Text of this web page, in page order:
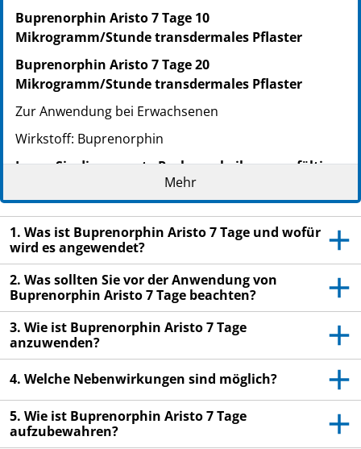
PPN: 111234969908
Buprenorphin Aristo 7 Tage 10
Mikrogramm/Stunde transdermales Pflaster
Buprenorphin Aristo 7 Tage 20
Mikrogramm/Stunde transdermales Pflaster
Zur Anwendung bei Erwachsenen
Wirkstoff: Buprenorphin
Lesen Sie die gesamte Packungsbeilage sorgfältig
durch, bevor Sie mit der Anwendung dieses
Arzneimittels beginnen, denn sie enthält wichtige
Informationen.
Heben Sie die Packungsbeilage auf. Vielleicht
möchten Sie diese später nochmals lesen.
Wenn Sie weitere Fragen haben, wenden Sie sich
an Ihren Arzt oder Apotheker.
Dieses Arzneimittel wurde Ihnen persönlich
verschrieben. Geben Sie es nicht an Dritte weiter.
Es kann anderen Menschen schaden, auch wenn
Wenn Sie Nebenwirkungen bemerken, wenden Sie
sich an Ihren Arzt oder Apotheker. Dies gilt auch
Mehr
1. Was ist Buprenorphin Aristo 7 Tage und wofür
wird es angewendet?
2. Was sollten Sie vor der Anwendung von
Buprenorphin Aristo 7 Tage beachten?
3. Wie ist Buprenorphin Aristo 7 Tage
anzuwenden?
4. Welche Nebenwirkungen sind möglich?
5. Wie ist Buprenorphin Aristo 7 Tage
aufzubewahren?